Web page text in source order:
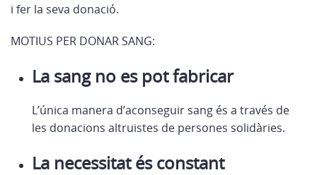
i fer la seva donació.
MOTIUS PER DONAR SANG:
La sang no es pot fabricar
L’única manera d’aconseguir sang és a través de
les donacions altruistes de persones solidàries.
La necessitat és constant